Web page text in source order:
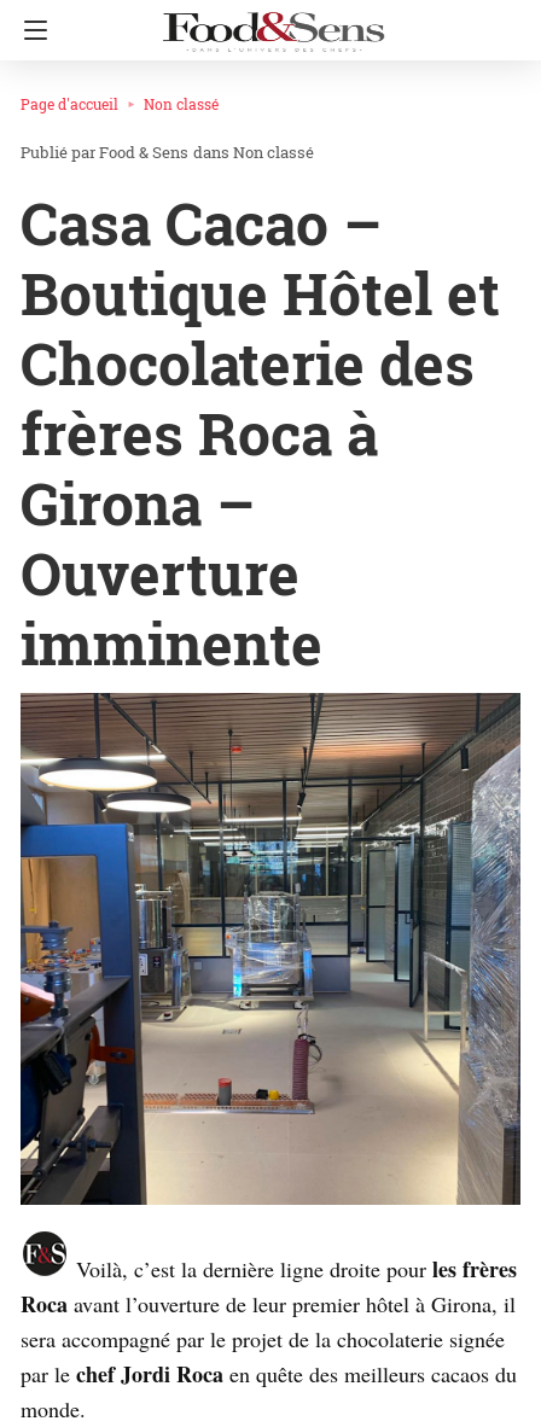
Page d'accueil Non classé
Food & Sens dans Non classé
Casa Cacao –
Boutique Hôtel et
Chocolaterie des
frères Roca à
Girona –
Ouverture
imminente
Voilà, c’est la dernière ligne droite pour les frères
Roca avant l’ouverture de leur premier hôtel à Girona, il
sera accompagné par le projet de la chocolaterie signée
par le chef Jordi Roca en quête des meilleurs cacaos du
monde.